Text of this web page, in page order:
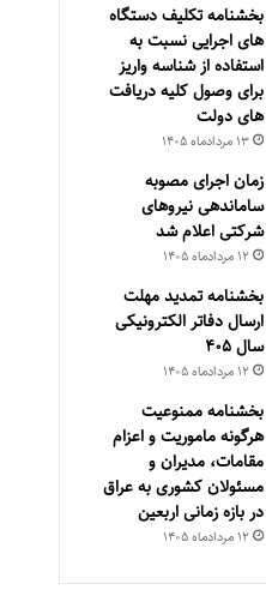
بخشنامه تکلیف دستگاه
های اجرایی نسبت به
استفاده از شناسه واریز
برای وصول کلیه دریافت
های دولت
۱۳ مرداد‌ماه ۱۴۰۵
زمان اجرای مصوبه
ساماندهی نیروهای
شرکتی اعلام شد
۱۲ مرداد‌ماه ۱۴۰۵
بخشنامه تمدید مهلت
ارسال دفاتر الکترونیکی
سال ۴۰۵
۱۲ مرداد‌ماه ۱۴۰۵
بخشنامه ممنوعیت
هرگونه ماموریت و اعزام
مقامات، مدیران و
مسئولان کشوری به عراق
در بازه زمانی اربعین
۱۲ مرداد‌ماه ۱۴۰۵